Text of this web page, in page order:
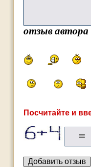
отзыв
Посчитайте и